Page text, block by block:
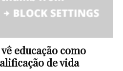
educação como
de vida